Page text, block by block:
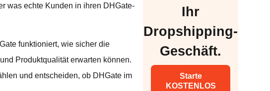
was echte Kunden in ihren DHGate-
funktioniert, wie sicher die
Produktqualität erwarten können.
und entscheiden, ob DHGate im
Ihr
Dropshipping-
Geschäft.
Starte
KOSTENLOS